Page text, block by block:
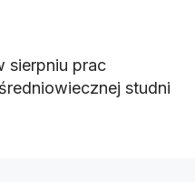
sierpniu prac
studni